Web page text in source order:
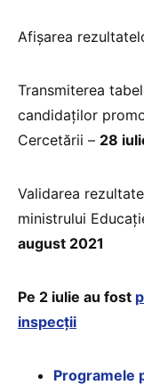
Afișarea
Transmiterea
candidaților
Cercetării – 28
Validarea
ministrului
august 2021
Pe 2 iulie au fost
inspecții
Programele